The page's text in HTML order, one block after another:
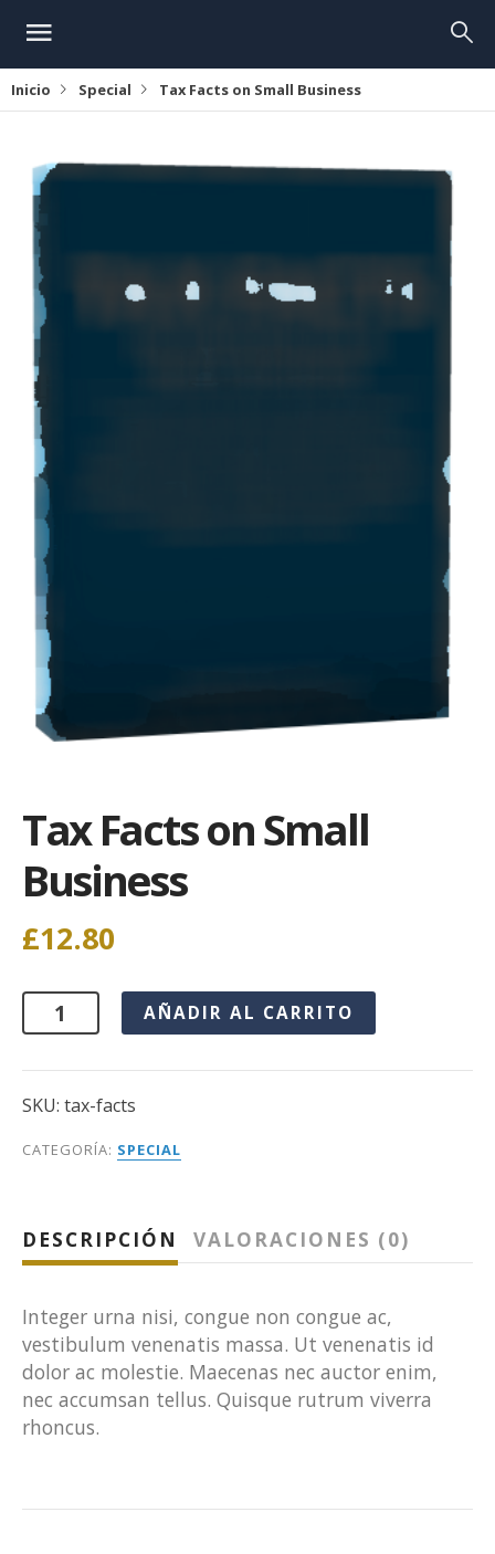
Inicio Special Tax Facts on Small Business
Tax Facts on Small
Business
£12.80
AÑADIR AL CARRITO
SKU: tax-facts
CATEGORÍA: SPECIAL
DESCRIPCIÓN VALORACIONES (0)
Integer urna nisi, congue non congue ac,
vestibulum venenatis massa. Ut venenatis id
dolor ac molestie. Maecenas nec auctor enim,
nec accumsan tellus. Quisque rutrum viverra
rhoncus.